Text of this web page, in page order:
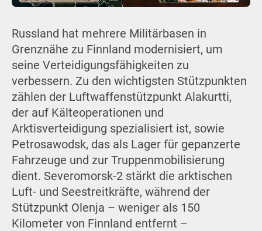
Russland hat mehrere Militärbasen in
Grenznähe zu Finnland modernisiert, um
seine Verteidigungsfähigkeiten zu
verbessern. Zu den wichtigsten Stützpunkten
zählen der Luftwaffenstützpunkt Alakurtti,
der auf Kälteoperationen und
Arktisverteidigung spezialisiert ist, sowie
Petrosawodsk, das als Lager für gepanzerte
Fahrzeuge und zur Truppenmobilisierung
dient. Severomorsk-2 stärkt die arktischen
Luft- und Seestreitkräfte, während der
Stützpunkt Olenja – weniger als 150
Kilometer von Finnland entfernt –